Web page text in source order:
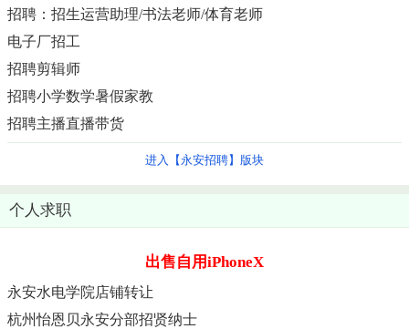
招聘：招生运营助理/书法老师/体育老师
电子厂招工
招聘剪辑师
招聘小学数学暑假家教
招聘主播直播带货
进入【永安招聘】版块
个人求职
出售自用iPhoneX
永安水电学院店铺转让
杭州怡恩贝永安分部招贤纳士